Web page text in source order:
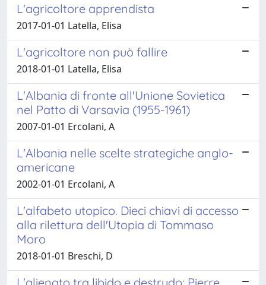
L'agricoltore apprendista
2017-01-01 Latella, Elisa
L'agricoltore non può fallire
2018-01-01 Latella, Elisa
L'Albania di fronte all'Unione Sovietica
nel Patto di Varsavia (1955-1961)
2007-01-01 Ercolani, A
L'Albania nelle scelte strategiche anglo-
americane
2002-01-01 Ercolani, A
L'alfabeto utopico. Dieci chiavi di accesso
alla rilettura dell'Utopia di Tommaso
Moro
2018-01-01 Breschi, D